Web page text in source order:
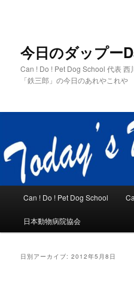
今日のダップー
Can ! Do ! Pet Dog School 代表
「鉄三郎」の今日のあれやこれや
メ
Can ! Do ! Pet Dog School
日本動物病院協会
日別アーカイブ:2012年5月8日